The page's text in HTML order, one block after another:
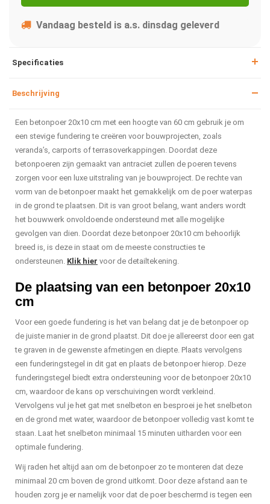
Vandaag besteld is a.s. dinsdag geleverd
Specificaties
Beschrijving
Een betonpoer 20x10 cm met een hoogte van 60 cm gebruik je om
een stevige fundering te creëren voor bouwprojecten, zoals
veranda’s, carports of terrasoverkappingen. Doordat deze
betonpoeren zijn gemaakt van antraciet zullen de poeren tevens
zorgen voor een luxe uitstraling van je bouwproject. De rechte van
vorm van de betonpoer maakt het gemakkelijk om de poer waterpas
in de grond te plaatsen. Dit is van groot belang, want anders wordt
het bouwwerk onvoldoende ondersteund met alle mogelijke
gevolgen van dien. Doordat deze betonpoer 20x10 cm behoorlijk
breed is, is deze in staat om de meeste constructies te
ondersteunen. Klik hier voor de detailtekening.
De plaatsing van een betonpoer 20x10
cm
Voor een goede fundering is het van belang dat je de betonpoer op
de juiste manier in de grond plaatst. Dit doe je allereerst door een gat
te graven in de gewenste afmetingen en diepte. Plaats vervolgens
een funderingstegel in dit gat en plaats de betonpoer hierop. Deze
funderingstegel biedt extra ondersteuning voor de betonpoer 20x10
cm, waardoor de kans op verschuivingen wordt verkleind.
Vervolgens vul je het gat met snelbeton en besproei je het snelbeton
en de grond met water, waardoor de betonpoer volledig vast komt te
staan. Laat het snelbeton minimaal 15 minuten uitharden voor een
optimale fundering.
Wij raden het altijd aan om de betonpoer zo te monteren dat deze
minimaal 20 cm boven de grond uitkomt. Door deze afstand aan te
houden zorg je er namelijk voor dat de poer beschermd is tegen een